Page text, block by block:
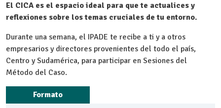
El CICA es el espacio ideal para que te actualices y
reflexiones sobre los temas cruciales de tu entorno.
Durante una semana, el IPADE te recibe a ti y a otros
empresarios y directores provenientes del todo el país,
Centro y Sudamérica, para participar en Sesiones del
Método del Caso.
Formato